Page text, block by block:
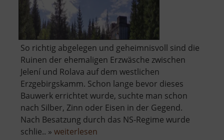
So richtig abgelegen und geheimnisvoll sind die
Ruinen der ehemaligen Erzwäsche zwischen
Jelení und Rolava auf dem westlichen
Erzgebirgskamm. Schon lange bevor dieses
Bauwerk errichtet wurde, suchte man schon
nach Silber, Zinn oder Eisen in der Gegend.
Nach Besatzung durch das NS-Regime wurde
schlie.. » weiterlesen